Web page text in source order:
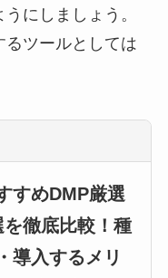
にしましょう。
るツールとしては
すめDMP厳選
を徹底比較！種
導入するメリ